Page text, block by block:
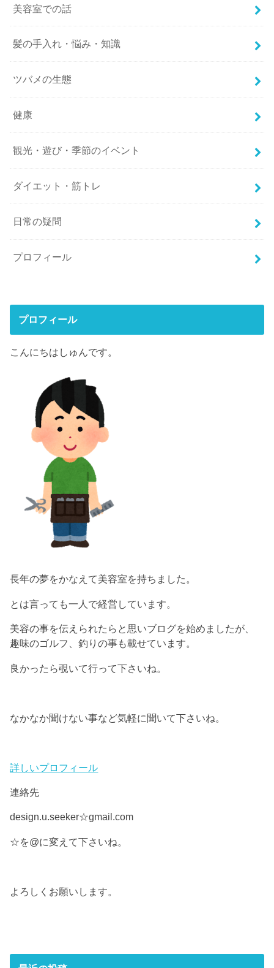
美容室での話
髪の手入れ・悩み・知識
ツバメの生態
健康
観光・遊び・季節のイベント
ダイエット・筋トレ
日常の疑問
プロフィール
プロフィール
こんにちはしゅんです。
長年の夢をかなえて美容室を持ちました。
とは言っても一人で経営しています。
美容の事を伝えられたらと思いブログを始めましたが、
趣味のゴルフ、釣りの事も載せています。
良かったら覗いて行って下さいね。
なかなか聞けない事など気軽に聞いて下さいね。
詳しいプロフィール
連絡先
design.u.seeker☆gmail.com
☆を@に変えて下さいね。
よろしくお願いします。